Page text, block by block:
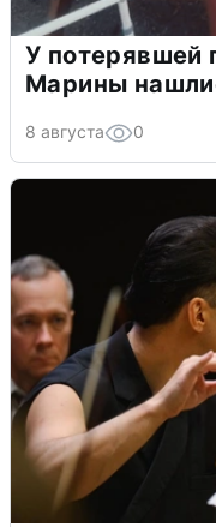
У потерявшей
Марины
8 августа 0